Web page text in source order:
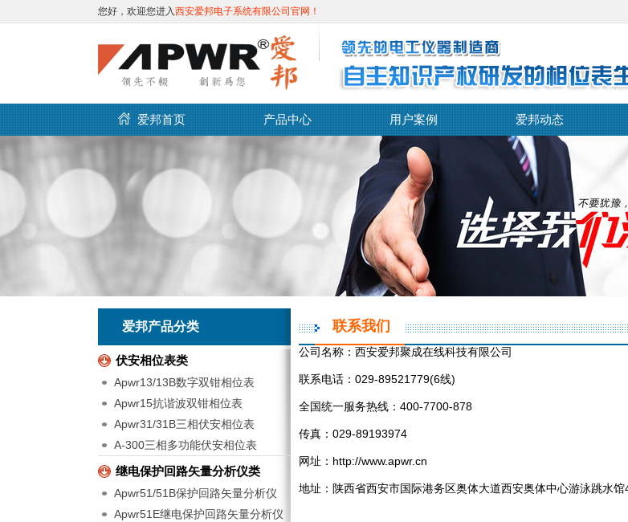
您好，欢迎您进入西安爱邦电子系统有限公司官网！
爱邦首页 产品中心 用户案例 爱邦动态
爱邦产品分类
伏安相位表类
Apwr13/13B数字双钳相位表
Apwr15抗谐波双钳相位表
Apwr31/31B三相伏安相位表
A-300三相多功能伏安相位表
继电保护回路矢量分析仪类
Apwr51/51B保护回路矢量分析仪
Apwr51E继电保护回路矢量分析仪
联系我们
公司名称：西安爱邦聚成在线科技有限公司
联系电话：029-89521779(6线)
全国统一服务热线：400-7700-878
传真：029-89193974
网址：http://www.apwr.cn
地址：陕西省西安市国际港务区奥体大道西安奥体中心游泳跳水馆